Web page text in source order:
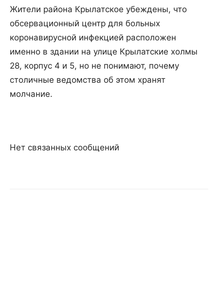
Жители района Крылатское убеждены, что
обсервационный центр для больных
коронавирусной инфекцией расположен
именно в здании на улице Крылатские холмы
28, корпус 4 и 5, но не понимают, почему
столичные ведомства об этом хранят
молчание.
Нет связанных сообщений